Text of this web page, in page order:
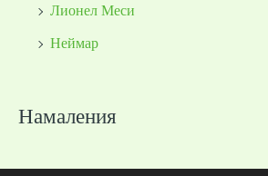
Лионел Меси
Неймар
Намаления